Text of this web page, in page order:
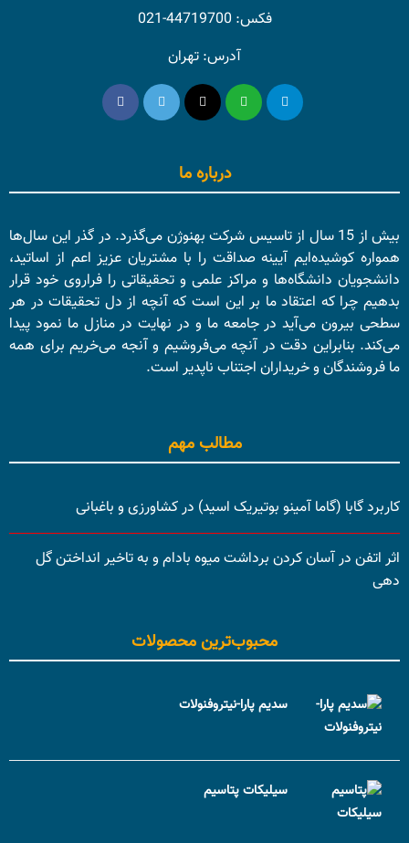
فکس: 44719700-021
آدرس: تهران
درباره ما
بیش از 15 سال از تاسیس شرکت بهنوژن می‌گذرد. در گذر این سال‌ها
همواره کوشیده‌ایم آیینه صداقت را با مشتریان عزیز اعم از اساتید،
دانشجویان دانشگاه‌ها و مراکز علمی و تحقیقاتی را فراروی خود قرار
بدهیم چرا که اعتقاد ما بر این است که آنچه از دل تحقیقات در هر
سطحی بیرون می‌آید در جامعه ما و در نهایت در منازل ما نمود پیدا
می‌کند. بنابراین دقت در آنچه می‌فروشیم و آنجه می‌خریم برای همه
ما فروشندگان و خریداران اجتناب ناپدیر است.
مطالب مهم
کاربرد گابا (گاما آمینو بوتیریک اسید) در کشاورزی و باغبانی
اثر اتفن در آسان کردن برداشت میوه بادام و به تاخیر انداختن گل
دهی
محبوب‌ترین محصولات
سدیم پارا-نیتروفنولات
سیلیکات پتاسیم